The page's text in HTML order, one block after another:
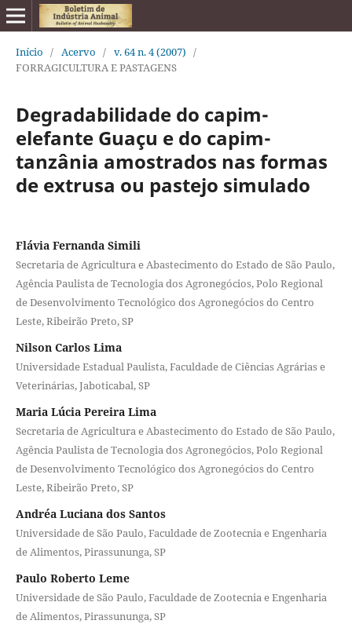
Início / Acervo / v. 64 n. 4 (2007) /
FORRAGICULTURA E PASTAGENS
Degradabilidade do capim-
elefante Guaçu e do capim-
tanzânia amostrados nas formas
de extrusa ou pastejo simulado
Flávia Fernanda Simili
Secretaria de Agricultura e Abastecimento do Estado de São Paulo,
Agência Paulista de Tecnologia dos Agronegócios, Polo Regional
de Desenvolvimento Tecnológico dos Agronegócios do Centro
Leste, Ribeirão Preto, SP
Nilson Carlos Lima
Universidade Estadual Paulista, Faculdade de Ciências Agrárias e
Veterinárias, Jaboticabal, SP
Maria Lúcia Pereira Lima
Secretaria de Agricultura e Abastecimento do Estado de São Paulo,
Agência Paulista de Tecnologia dos Agronegócios, Polo Regional
de Desenvolvimento Tecnológico dos Agronegócios do Centro
Leste, Ribeirão Preto, SP
Andréa Luciana dos Santos
Universidade de São Paulo, Faculdade de Zootecnia e Engenharia
de Alimentos, Pirassununga, SP
Paulo Roberto Leme
Universidade de São Paulo, Faculdade de Zootecnia e Engenharia
de Alimentos, Pirassununga, SP